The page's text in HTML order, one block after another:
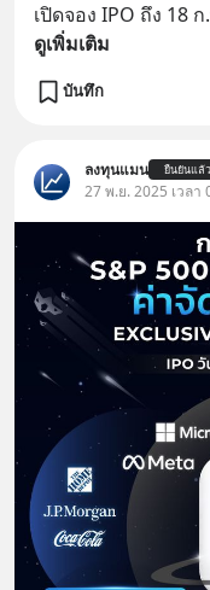
เปิดจอง IPO ถึง 18
ดูเพิ่มเติม
บันทึก
ลงทุนแมน ยืนยันแล้ว
27 พ.ย. 2025 เวลา